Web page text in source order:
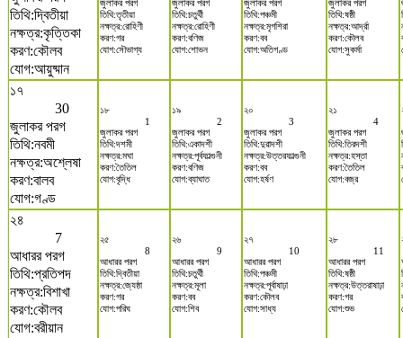
তিথি:দ্বিতীয়া
নক্ষত্র:কৃত্তিকা
করণ:কৌলব
যোগ:আয়ুষ্মান
জুলাকর পরগ
তিথি:তৃতীয়া
নক্ষত্র:রোহিণী
করণ:গর
যোগ:সৌভাগ্য
জুলাকর পরগ
তিথি:চতুর্থী
নক্ষত্র:রোহিণী
করণ:বণিজ
যোগ:শোভন
জুলাকর পরগ
তিথি:পঞ্চমী
নক্ষত্র:মৃগশিরা
করণ:বব
যোগ:অতিগণ্ড
জুলাকর পরগ
তিথি:ষষ্ঠী
নক্ষত্র:আর্দ্রা
করণ:কৌলব
যোগ:সুকর্মা
১৭
30
জুলাকর পরগ
তিথি:নবমী
নক্ষত্র:অশ্লেষা
করণ:বালব
যোগ:গণ্ড
১৮
1
জুলাকর পরগ
তিথি:দশমী
নক্ষত্র:মঘা
করণ:তৈতিল
যোগ:বৃদ্ধি
১৯
2
জুলাকর পরগ
তিথি:একাদশী
নক্ষত্র:পূর্বফাল্গুনী
করণ:বণিজ
যোগ:ব্যাঘাত
২০
3
জুলাকর পরগ
তিথি:দুৱাদশী
নক্ষত্র:উত্তরফাল্গুনী
করণ:বব
যোগ:হর্ষণ
২১
4
জুলাকর পরগ
তিথি:তিরদশী
নক্ষত্র:হস্তা
করণ:তৈতিল
যোগ:বজ্র
২৪
7
আধারর পরগ
তিথি:প্রতিপদ
নক্ষত্র:বিশাখা
করণ:কৌলব
যোগ:বরীয়ান
২৫
8
আধারর পরগ
তিথি:দ্বিতীয়া
নক্ষত্র:জ্যেষ্ঠা
করণ:গর
যোগ:পরিঘ
২৬
9
আধারর পরগ
তিথি:চতুর্থী
নক্ষত্র:মূলা
করণ:বব
যোগ:শিব
২৭
10
আধারর পরগ
তিথি:পঞ্চমী
নক্ষত্র:পূর্বাষাঢ়া
করণ:কৌলব
যোগ:সাধ্য
২৮
11
আধারর পরগ
তিথি:ষষ্ঠী
নক্ষত্র:উত্তরাষাঢ়া
করণ:গর
যোগ:শুভ